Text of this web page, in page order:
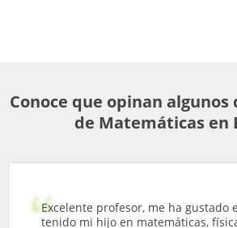
Conoce que opinan algunos
de Matemáticas en
Excelente profesor, me ha gustado
tenido mi hijo en matemáticas,